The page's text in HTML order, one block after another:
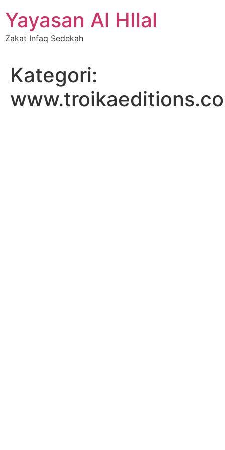
to
content
Yayasan Al HIlal
Zakat Infaq Sedekah
Kategori: